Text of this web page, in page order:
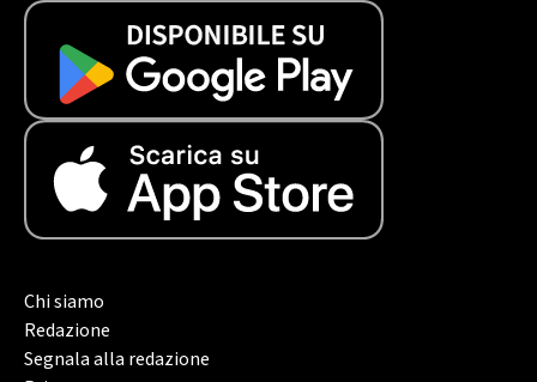
Chi siamo
Redazione
Segnala alla redazione